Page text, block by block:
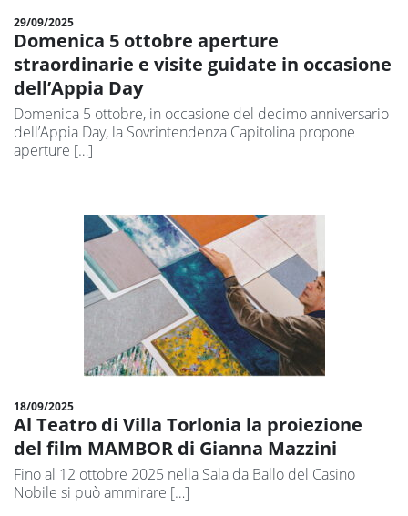
29/09/2025
Domenica 5 ottobre aperture
straordinarie e visite guidate in occasione
dell’Appia Day
Domenica 5 ottobre, in occasione del decimo anniversario
dell’Appia Day, la Sovrintendenza Capitolina propone
aperture […]
18/09/2025
Al Teatro di Villa Torlonia la proiezione
del film MAMBOR di Gianna Mazzini
Fino al 12 ottobre 2025 nella Sala da Ballo del Casino
Nobile si può ammirare […]